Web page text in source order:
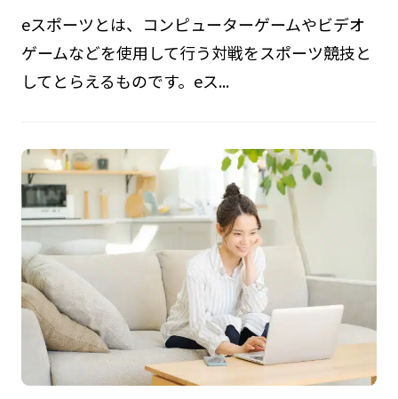
eスポーツとは、コンピューターゲームやビデオ
ゲームなどを使用して行う対戦をスポーツ競技と
してとらえるものです。eス...